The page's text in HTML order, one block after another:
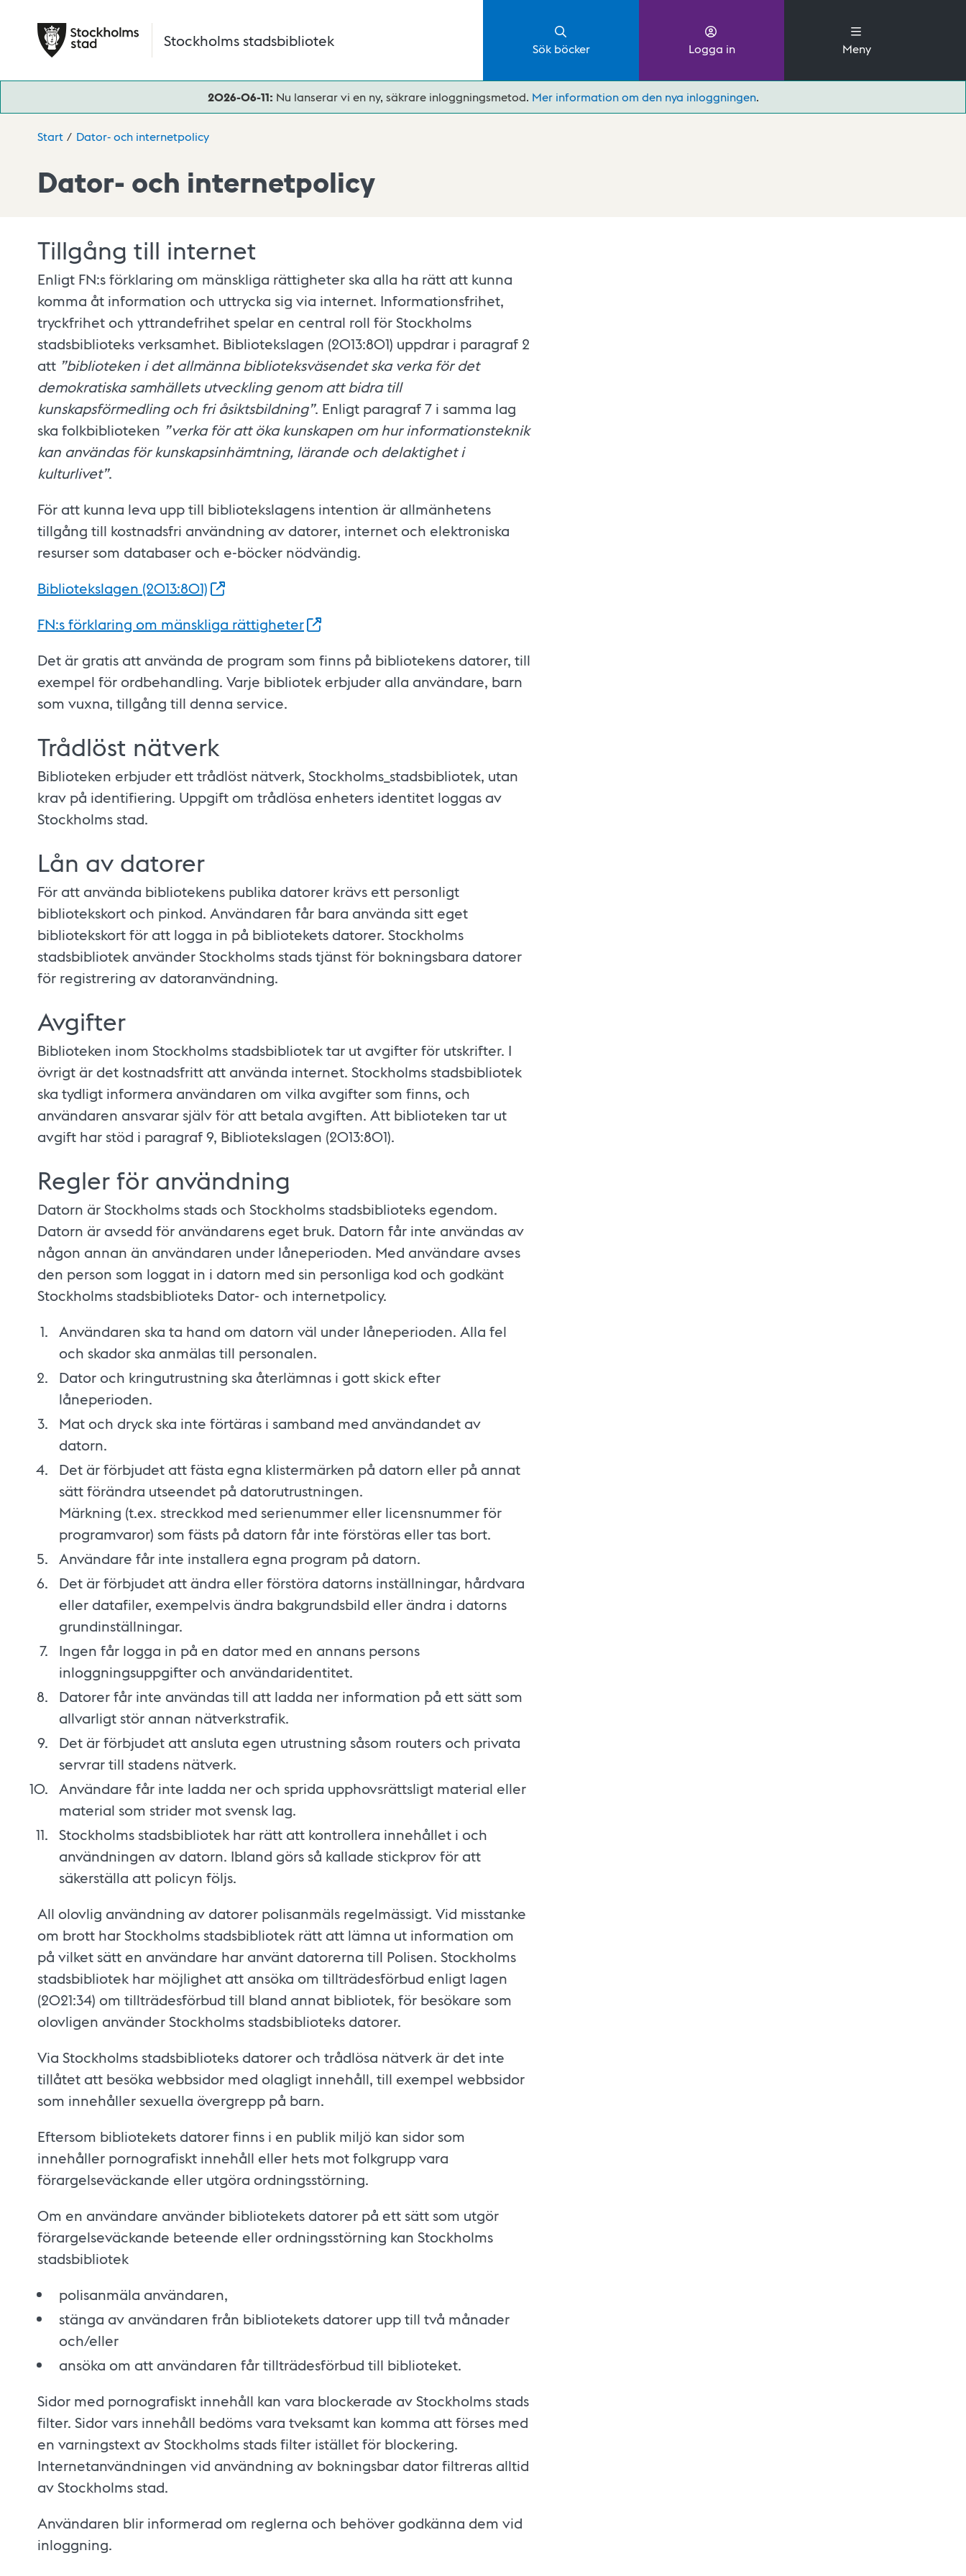
Stockholms stadsbibliotek Sök böcker Logga in Meny
2026-06-11: Nu lanserar vi en ny, säkrare inloggningsmetod. Mer information om den nya inloggningen.
Start Dator- och internetpolicy
Dator- och internetpolicy
Tillgång till internet
Enligt FN:s förklaring om mänskliga rättigheter ska alla ha rätt att kunna
komma åt information och uttrycka sig via internet. Informationsfrihet,
tryckfrihet och yttrandefrihet spelar en central roll för Stockholms
stadsbiblioteks verksamhet. Bibliotekslagen (2013:801) uppdrar i paragraf 2
att ”biblioteken i det allmänna biblioteksväsendet ska verka för det
demokratiska samhällets utveckling genom att bidra till
kunskapsförmedling och fri åsiktsbildning”. Enligt paragraf 7 i samma lag
ska folkbiblioteken ”verka för att öka kunskapen om hur informationsteknik
kan användas för kunskapsinhämtning, lärande och delaktighet i
kulturlivet”.
För att kunna leva upp till bibliotekslagens intention är allmänhetens
tillgång till kostnadsfri användning av datorer, internet och elektroniska
resurser som databaser och e-böcker nödvändig.
Bibliotekslagen (2013:801)
FN:s förklaring om mänskliga rättigheter
Det är gratis att använda de program som finns på bibliotekens datorer, till
exempel för ordbehandling. Varje bibliotek erbjuder alla användare, barn
som vuxna, tillgång till denna service.
Trådlöst nätverk
Biblioteken erbjuder ett trådlöst nätverk, Stockholms_stadsbibliotek, utan
krav på identifiering. Uppgift om trådlösa enheters identitet loggas av
Stockholms stad.
Lån av datorer
För att använda bibliotekens publika datorer krävs ett personligt
bibliotekskort och pinkod. Användaren får bara använda sitt eget
bibliotekskort för att logga in på bibliotekets datorer. Stockholms
stadsbibliotek använder Stockholms stads tjänst för bokningsbara datorer
för registrering av datoranvändning.
Avgifter
Biblioteken inom Stockholms stadsbibliotek tar ut avgifter för utskrifter. I
övrigt är det kostnadsfritt att använda internet. Stockholms stadsbibliotek
ska tydligt informera användaren om vilka avgifter som finns, och
användaren ansvarar själv för att betala avgiften. Att biblioteken tar ut
avgift har stöd i paragraf 9, Bibliotekslagen (2013:801).
Regler för användning
Datorn är Stockholms stads och Stockholms stadsbiblioteks egendom.
Datorn är avsedd för användarens eget bruk. Datorn får inte användas av
någon annan än användaren under låneperioden. Med användare avses
den person som loggat in i datorn med sin personliga kod och godkänt
Stockholms stadsbiblioteks Dator- och internetpolicy.
Användaren ska ta hand om datorn väl under låneperioden. Alla fel
och skador ska anmälas till personalen.
Dator och kringutrustning ska återlämnas i gott skick efter
låneperioden.
Mat och dryck ska inte förtäras i samband med användandet av
datorn.
Det är förbjudet att fästa egna klistermärken på datorn eller på annat
sätt förändra utseendet på datorutrustningen.
Märkning (t.ex. streckkod med serienummer eller licensnummer för
programvaror) som fästs på datorn får inte förstöras eller tas bort.
Användare får inte installera egna program på datorn.
Det är förbjudet att ändra eller förstöra datorns inställningar, hårdvara
eller datafiler, exempelvis ändra bakgrundsbild eller ändra i datorns
grundinställningar.
Ingen får logga in på en dator med en annans persons
inloggningsuppgifter och användaridentitet.
Datorer får inte användas till att ladda ner information på ett sätt som
allvarligt stör annan nätverkstrafik.
Det är förbjudet att ansluta egen utrustning såsom routers och privata
servrar till stadens nätverk.
Användare får inte ladda ner och sprida upphovsrättsligt material eller
material som strider mot svensk lag.
Stockholms stadsbibliotek har rätt att kontrollera innehållet i och
användningen av datorn. Ibland görs så kallade stickprov för att
säkerställa att policyn följs.
All olovlig användning av datorer polisanmäls regelmässigt. Vid misstanke
om brott har Stockholms stadsbibliotek rätt att lämna ut information om
på vilket sätt en användare har använt datorerna till Polisen. Stockholms
stadsbibliotek har möjlighet att ansöka om tillträdesförbud enligt lagen
(2021:34) om tillträdesförbud till bland annat bibliotek, för besökare som
olovligen använder Stockholms stadsbiblioteks datorer.
Via Stockholms stadsbiblioteks datorer och trådlösa nätverk är det inte
tillåtet att besöka webbsidor med olagligt innehåll, till exempel webbsidor
som innehåller sexuella övergrepp på barn.
Eftersom bibliotekets datorer finns i en publik miljö kan sidor som
innehåller pornografiskt innehåll eller hets mot folkgrupp vara
förargelseväckande eller utgöra ordningsstörning.
Om en användare använder bibliotekets datorer på ett sätt som utgör
förargelseväckande beteende eller ordningsstörning kan Stockholms
stadsbibliotek
polisanmäla användaren,
stänga av användaren från bibliotekets datorer upp till två månader
och/eller
ansöka om att användaren får tillträdesförbud till biblioteket.
Sidor med pornografiskt innehåll kan vara blockerade av Stockholms stads
filter. Sidor vars innehåll bedöms vara tveksamt kan komma att förses med
en varningstext av Stockholms stads filter istället för blockering.
Internetanvändningen vid användning av bokningsbar dator filtreras alltid
av Stockholms stad.
Användaren blir informerad om reglerna och behöver godkänna dem vid
inloggning.